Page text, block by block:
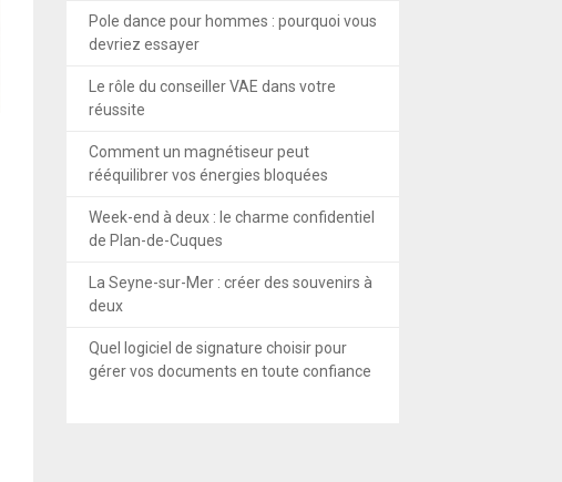
Pole dance pour hommes : pourquoi vous
devriez essayer
Le rôle du conseiller VAE dans votre
réussite
Comment un magnétiseur peut
rééquilibrer vos énergies bloquées
Week-end à deux : le charme confidentiel
de Plan-de-Cuques
La Seyne-sur-Mer : créer des souvenirs à
deux
Quel logiciel de signature choisir pour
gérer vos documents en toute confiance